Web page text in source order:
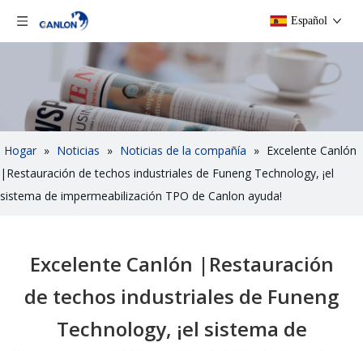
Español
Hogar » Noticias » Noticias de la compañía » Excelente Canlón
|Restauración de techos industriales de Funeng Technology, ¡el
sistema de impermeabilización TPO de Canlon ayuda!
Excelente Canlón |Restauración
de techos industriales de Funeng
Technology, ¡el sistema de